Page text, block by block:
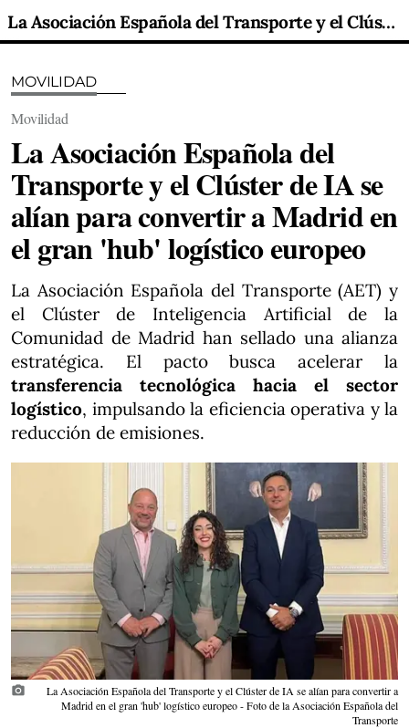
La Asociación Española del Transporte y el Clúster de IA se alían para convertir a Madrid en el gran 'hub' logístico europeo
MOVILIDAD
Movilidad
La Asociación Española del
Transporte y el Clúster de IA se
alían para convertir a Madrid en
el gran 'hub' logístico europeo
La Asociación Española del Transporte (AET) y
el Clúster de Inteligencia Artificial de la
Comunidad de Madrid han sellado una alianza
estratégica. El pacto busca acelerar la
transferencia tecnológica hacia el sector
logístico, impulsando la eficiencia operativa y la
reducción de emisiones.
photo_camera
La Asociación Española del Transporte y el Clúster de IA se alían para convertir a
Madrid en el gran 'hub' logístico europeo - Foto de la Asociación Española del
Transporte